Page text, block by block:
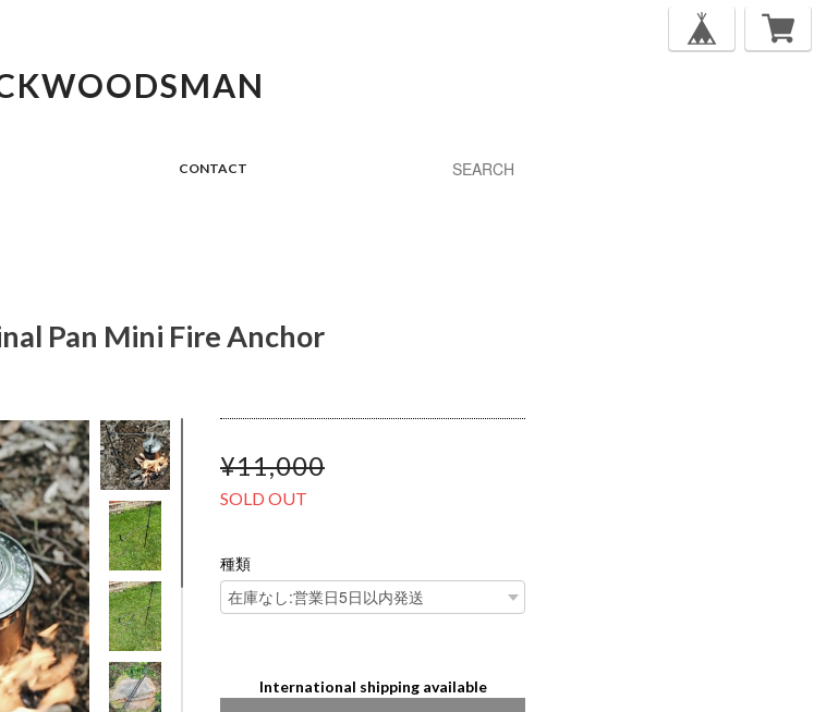
CONTACT
Pan Mini Fire Anchor
¥11,000
SOLD OUT
種類
International shipping available